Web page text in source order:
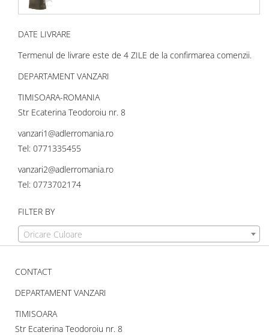
DATE LIVRARE
Termenul de livrare este de 4 ZILE de la confirmarea comenzii.
DEPARTAMENT VANZARI
TIMISOARA-ROMANIA
Str Ecaterina Teodoroiu nr. 8
vanzari1@adlerromania.ro
Tel: 0771335455
vanzari2@adlerromania.ro
Tel: 0773702174
FILTER BY
Oricare Culoare
CONTACT
DEPARTAMENT VANZARI
TIMISOARA
Str Ecaterina Teodoroiu nr. 8